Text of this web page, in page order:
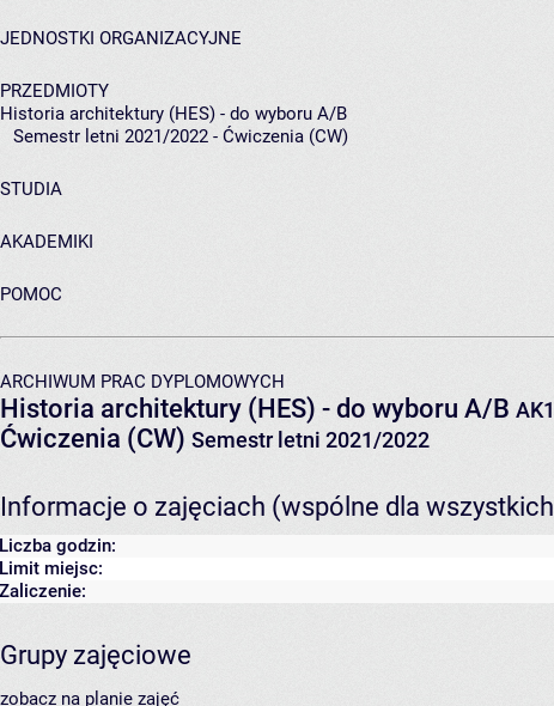
JEDNOSTKI ORGANIZACYJNE
PRZEDMIOTY
Historia architektury (HES) - do wyboru A/B
Semestr letni 2021/2022 - Ćwiczenia (CW)
STUDIA
AKADEMIKI
POMOC
ARCHIWUM PRAC DYPLOMOWYCH
Historia architektury (HES) - do wyboru A/B
Ćwiczenia (CW) Semestr letni 2021/2022
Informacje o zajęciach (wspólne dla
Liczba godzin:
Limit miejsc:
Zaliczenie:
Grupy zajęciowe
zobacz na planie zajęć